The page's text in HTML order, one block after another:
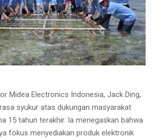
Midea Electronics Indonesia, Jack Ding,
syukur atas dukungan masyarakat
15 tahun terakhir. Ia menegaskan bahwa
fokus menyediakan produk elektronik